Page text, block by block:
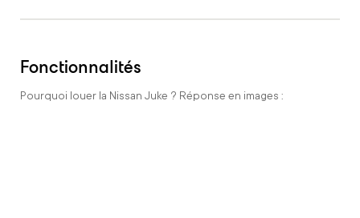
Fonctionnalités
Pourquoi louer la Nissan Juke ? Réponse en images :